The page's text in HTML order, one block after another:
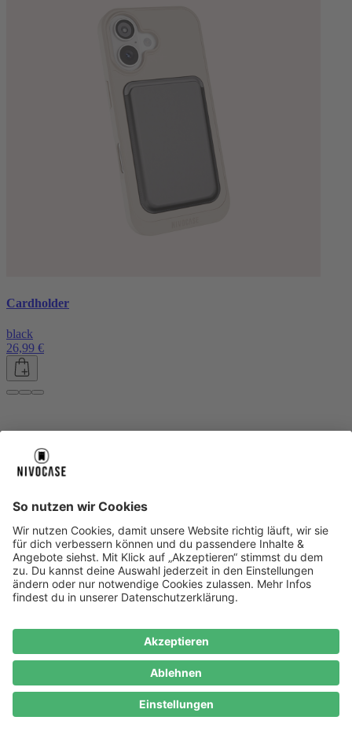
Cardholder
black
26,99 €
About NIVOCASE
Geschäftskunden
Zahlungsarten Versandinfos Alle Hilfe-Themen
Zufriedenheitsgarantie
Service
Service
AGB VERTRAG WIDERRUFEN Datenschutz
Ombudsmann
Barrierefreiheit Lieferantenkodex Bestell-Prozess
Samsung Handyhüllen
Handyhüllen Handyketten
Cookie Consent
* Preisangaben inkl. Mwst. und zzgl.Versandkosten